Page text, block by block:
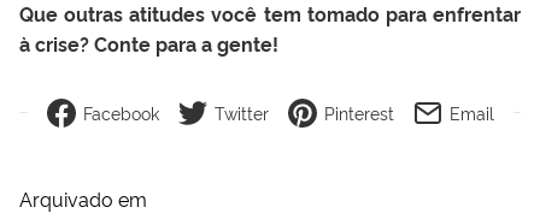
Que outras atitudes você tem tomado para enfrentar
à crise? Conte para a gente!
Facebook Twitter Pinterest Email
Arquivado em